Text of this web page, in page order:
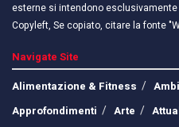
esterne si intendono
Copyleft, Se copiato, citare la fonte
Navigate Site
Alimentazione & Fitness
Approfondimenti
Arte